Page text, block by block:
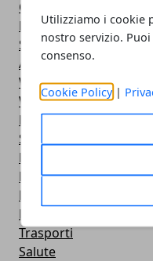
Utilizziamo i cookie
nostro servizio.
consenso.
Cookie Policy |
Google Play
Fotografia
Stile di vita
Antivirus
Widget Orologio
Widget Meteo
Ricezione WiFi
Sport
Meteo
Rooting
Emulazione
Lg - Telefoni
Trasporti
Salute